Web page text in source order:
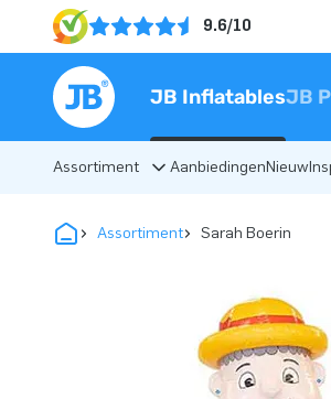
9.6/10
JB InflatablesJB
Assortiment AanbiedingenNieuw
Assortiment Sarah Boerin